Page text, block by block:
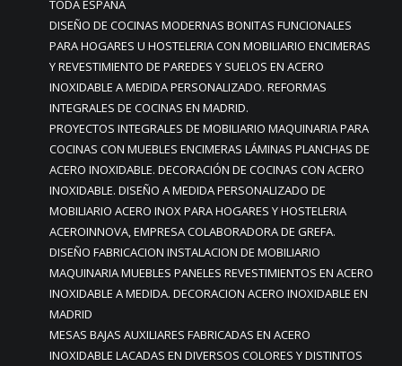
TODA ESPAÑA
DISEÑO DE COCINAS MODERNAS BONITAS FUNCIONALES
PARA HOGARES U HOSTELERIA CON MOBILIARIO ENCIMERAS
Y REVESTIMIENTO DE PAREDES Y SUELOS EN ACERO
INOXIDABLE A MEDIDA PERSONALIZADO. REFORMAS
INTEGRALES DE COCINAS EN MADRID.
PROYECTOS INTEGRALES DE MOBILIARIO MAQUINARIA PARA
COCINAS CON MUEBLES ENCIMERAS LÁMINAS PLANCHAS DE
ACERO INOXIDABLE. DECORACIÓN DE COCINAS CON ACERO
INOXIDABLE. DISEÑO A MEDIDA PERSONALIZADO DE
MOBILIARIO ACERO INOX PARA HOGARES Y HOSTELERIA
ACEROINNOVA, EMPRESA COLABORADORA DE GREFA.
DISEÑO FABRICACION INSTALACION DE MOBILIARIO
MAQUINARIA MUEBLES PANELES REVESTIMIENTOS EN ACERO
INOXIDABLE A MEDIDA. DECORACION ACERO INOXIDABLE EN
MADRID
MESAS BAJAS AUXILIARES FABRICADAS EN ACERO
INOXIDABLE LACADAS EN DIVERSOS COLORES Y DISTINTOS